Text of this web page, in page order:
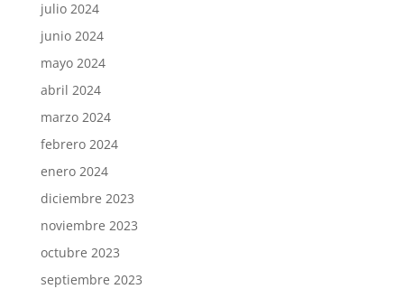
julio 2024
junio 2024
mayo 2024
abril 2024
marzo 2024
febrero 2024
enero 2024
diciembre 2023
noviembre 2023
octubre 2023
septiembre 2023